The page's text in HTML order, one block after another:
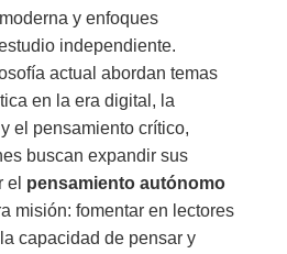
y enfoques
independiente.
actual abordan temas
en la era digital, la
el pensamiento crítico,
buscan expandir sus
el pensamiento autónomo
misión: fomentar en lectores
capacidad de pensar y